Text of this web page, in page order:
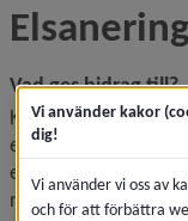
Vad ges bidrag till?
Kommunen har
elsanering av
elöverkänslighet.
rubriken "Regler".
Vi använder kakor
dig!
Vi använder vi oss av
och för att förbättra